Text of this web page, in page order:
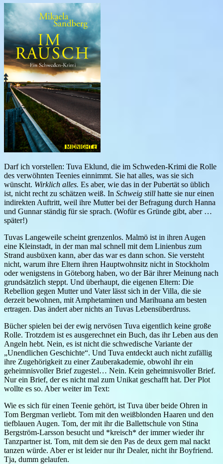
Darf ich vorstellen: Tuva Eklund, die im Schweden-Krimi die Rolle
des verwöhnten Teenies einnimmt. Sie hat alles, was sie sich
wünscht. Wirklich alles. Es aber, wie das in der Pubertät so üblich
ist, nicht recht zu schätzen weiß. In Schweig still hatte sie nur einen
indirekten Auftritt, weil ihre Mutter bei der Befragung durch Hanna
und Gunnar ständig für sie sprach. (Wofür es Gründe gibt, aber …
später!)
Tuvas Langeweile scheint grenzenlos. Malmö ist in ihren Augen
eine Kleinstadt, in der man mal schnell mit dem Linienbus zum
Strand ausbüxen kann, aber das war es dann schon. Sie versteht
nicht, warum ihre Eltern ihren Hauptwohnsitz nicht in Stockholm
oder wenigstens in Göteborg haben, wo der Bär ihrer Meinung nach
grundsätzlich steppt. Und überhaupt, die eigenen Eltern: Die
Rebellion gegen Mutter und Vater lässt sich in der Villa, die sie
derzeit bewohnen, mit Amphetaminen und Marihuana am besten
ertragen. Das ändert aber nichts an Tuvas Lebensüberdruss.
Bücher spielen bei der ewig nervösen Tuva eigentlich keine große
Rolle. Trotzdem ist es ausgerechnet ein Buch, das ihr Leben aus den
Angeln hebt. Nein, es ist nicht die schwedische Variante der
„Unendlichen Geschichte“. Und Tuva entdeckt auch nicht zufällig
ihre Zugehörigkeit zu einer Zauberakademie, obwohl ihr ein
geheimnisvoller Brief zugestel… Nein. Kein geheimnisvoller Brief.
Nur ein Brief, der es nicht mal zum Unikat geschafft hat. Der Plot
wollte es so. Aber weiter im Text:
Wie es sich für einen Teenie gehört, ist Tuva über beide Ohren in
Tom Bergman verliebt. Tom mit den weißblonden Haaren und den
tiefblauen Augen. Tom, der mit ihr die Ballettschule von Stina
Bergström-Larsson besucht und *kreisch* der immer wieder ihr
Tanzpartner ist. Tom, mit dem sie den Pas de deux gern mal nackt
tanzen würde. Aber er ist leider nur ihr Dealer, nicht ihr Boyfriend.
Tja, dumm gelaufen.